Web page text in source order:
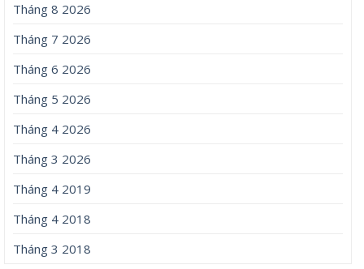
Tháng 8 2026
Tháng 7 2026
Tháng 6 2026
Tháng 5 2026
Tháng 4 2026
Tháng 3 2026
Tháng 4 2019
Tháng 4 2018
Tháng 3 2018